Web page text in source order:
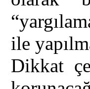
ile
Dikkat